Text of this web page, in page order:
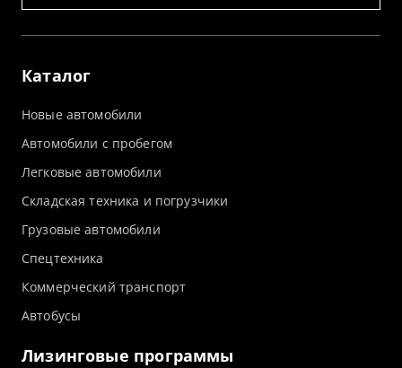
Каталог
Новые автомобили
Автомобили с пробегом
Легковые автомобили
Складская техника и погрузчики
Грузовые автомобили
Спецтехника
Коммерческий транспорт
Автобусы
Лизинговые программы